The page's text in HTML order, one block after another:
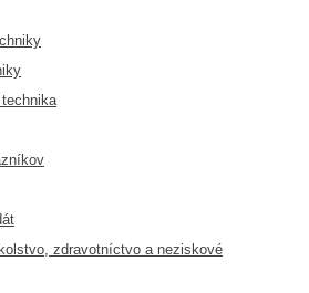
zdravotníctvo a neziskové